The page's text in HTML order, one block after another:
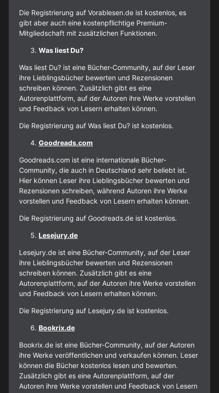
Die Registrierung auf Vorablesen.de ist kostenlos, es
gibt aber auch eine kostenpflichtige Premium-
Mitgliedschaft mit zusätzlichen Funktionen.
Was liest Du?
Was liest Du? ist eine Bücher-Community, auf der Leser
ihre Lieblingsbücher bewerten und Rezensionen
schreiben können. Zusätzlich gibt es eine
Autorenplattform, auf der Autoren ihre Werke vorstellen
und Feedback von Lesern erhalten können.
Die Registrierung auf Was liest Du? ist kostenlos.
Goodreads.com
Goodreads.com ist eine internationale Bücher-
Community, die auch in Deutschland sehr beliebt ist.
Hier können Leser ihre Lieblingsbücher bewerten und
Rezensionen schreiben, während Autoren ihre Werke
vorstellen und Feedback von Lesern erhalten können.
Die Registrierung auf Goodreads.de ist kostenlos.
Lesejury.de
Lesejury.de ist eine Bücher-Community, auf der Leser
ihre Lieblingsbücher bewerten und Rezensionen
schreiben können. Zusätzlich gibt es eine
Autorenplattform, auf der Autoren ihre Werke vorstellen
und Feedback von Lesern erhalten können.
Die Registrierung auf Lesejury.de ist kostenlos.
Bookrix.de
Bookrix.de ist eine Bücher-Community, auf der Autoren
ihre Werke veröffentlichen und verkaufen können. Leser
können die Bücher kostenlos lesen und bewerten.
Zusätzlich gibt es eine Autorenplattform, auf der
Autoren ihre Werke vorstellen und Feedback von Lesern